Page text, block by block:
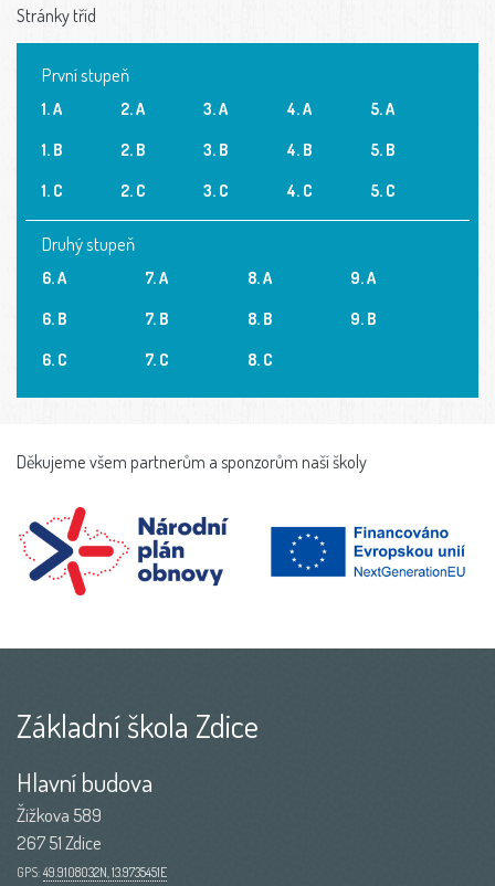
Stránky tříd
První stupeň
1. A
1. B
1. C
2. A
2. B
2. C
3. A
3. B
3. C
4. A
4. B
4. C
5. A
5. B
5. C
Druhý stupeň
6. A
6. B
6. C
7. A
7. B
7. C
8. A
8. B
8. C
9. A
9. B
Děkujeme všem partnerům a sponzorům naší školy
Základní škola Zdice
Hlavní budova
Žižkova 589
267 51 Zdice
GPS: 49.9108032N, 13.9735451E